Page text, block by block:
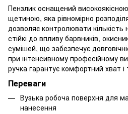
Пензлик оснащений
щетиною, яка рівномірно
дозволяє контролювати
стійкі до впливу барвників,
сумішей, що забезпечує
при інтенсивному професійному
ручка гарантує комфортний хват і
Переваги
Вузька робоча поверхня для
нанесення